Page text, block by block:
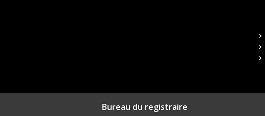
Bureau du registraire